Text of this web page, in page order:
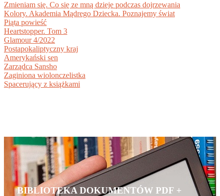
Zmieniam się. Co się ze mną dzieje podczas dojrzewania
Kolory. Akademia Mądrego Dziecka. Poznajemy świat
Piąta powieść
Heartstopper. Tom 3
Glamour 4/2022
Postapokaliptyczny kraj
Amerykański sen
Zarządca Sansho
Zaginiona wiolonczelistka
Spacerujący z książkami
BIBLIOTEKA DOKUMENTÓW PDF +